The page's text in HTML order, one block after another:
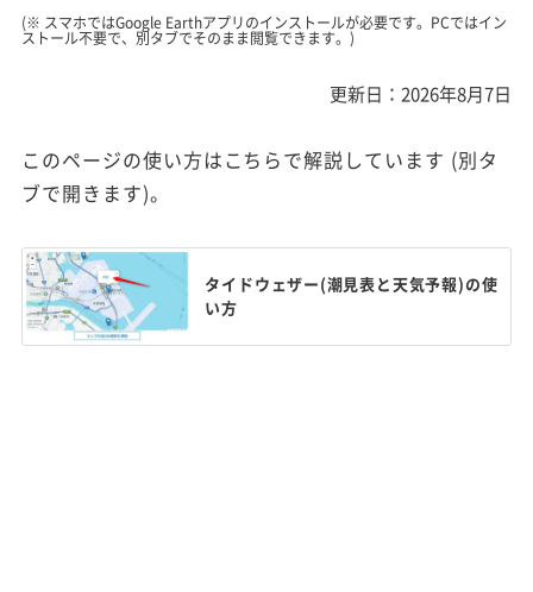
(※ スマホではGoogle Earthアプリのインストールが必要です。PCではイン
ストール不要で、別タブでそのまま閲覧できます。)
更新日：2026年8月7日
このページの使い方はこちらで解説しています (別タ
ブで開きます)。
タイドウェザー(潮見表と天気予報)の使
い方